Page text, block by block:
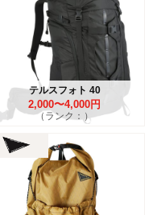
テルスフォト 40
2,000〜4,000円
（ランク：）